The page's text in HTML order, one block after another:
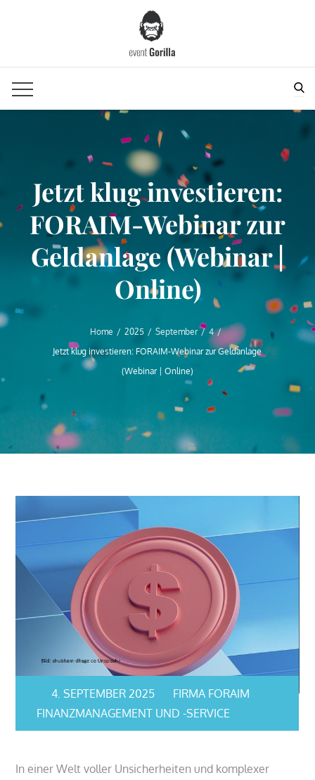
Jetzt klug investieren:
FORAIM-Webinar zur
Geldanlage (Webinar |
Online)
Home 2025 September
4
Jetzt klug investieren: FORAIM-Webinar zur Geldanlage
(Webinar | Online)
4. SEPTEMBER 2025
FIRMA FORAIM
FINANZMANAGEMENT UND -SERVICE
In einer Welt voller Unsicherheiten und komplexer